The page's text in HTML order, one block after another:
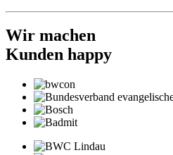
Wir machen
Kunden happy